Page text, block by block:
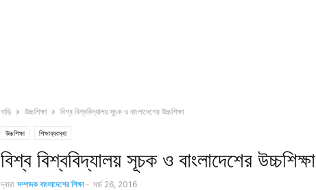
বাড়ি উচ্চশিক্ষা বিশ্ব বিশ্ববিদ্যালয় সূচক ও বাংলাদেশের উচ্চশিক্ষা
উচ্চশিক্ষা শিক্ষাব্যবস্থা
বিশ্ব বিশ্ববিদ্যালয় সূচক ও বাংলাদেশের উচ্চশিক্ষা
দ্বারা সম্পাদক বাংলাদেশের শিক্ষা - মার্চ 26, 2016